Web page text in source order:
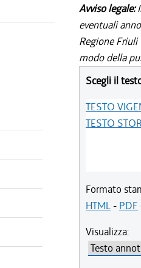
Avviso legale:
eventuali
Regione
modo della
Scegli il
TESTO
TESTO
Formato
HTML- PDF
Visualizza: